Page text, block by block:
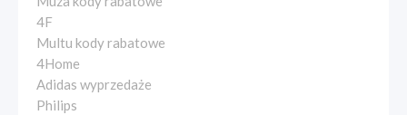
4F
Multu kody rabatowe
4Home
Adidas wyprzedaże
Philips